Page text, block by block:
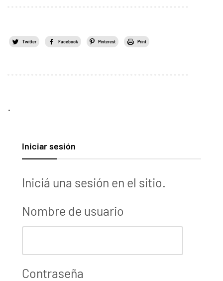
Twitter Facebook Pinterest Print
.
Iniciar sesión
Iniciá una sesión en el sitio.
Nombre de usuario
Contraseña